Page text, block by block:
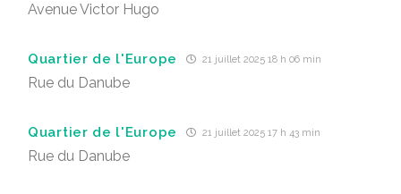
Avenue Victor Hugo
Quartier de l'Europe 21 juillet 2025 18 h 06 min
Rue du Danube
Quartier de l'Europe 21 juillet 2025 17 h 43 min
Rue du Danube